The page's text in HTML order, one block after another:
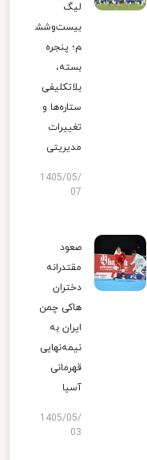
لیگ
بیست‌وشش
م؛ پنجره
بسته،
بلاتکلیفی
ستاره‌ها و
تغییرات
مدیریتی
1405/05/
07
صعود
مقتدرانه
دختران
هاکی چمن
ایران به
نیمه‌نهایی
قهرمانی
آسیا
1405/05/
03